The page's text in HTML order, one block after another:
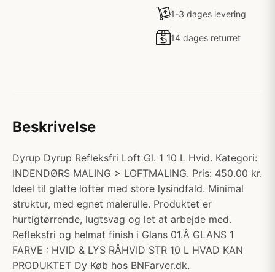
1-3 dages levering
14 dages returret
Beskrivelse
Dyrup Dyrup Refleksfri Loft Gl. 1 10 L Hvid. Kategori:
INDENDØRS MALING > LOFTMALING. Pris: 450.00 kr.
Ideel til glatte lofter med store lysindfald. Minimal
struktur, med egnet malerulle. Produktet er
hurtigtørrende, lugtsvag og let at arbejde med.
Refleksfri og helmat finish i Glans 01.Â GLANS 1
FARVE : HVID & LYS RÅHVID STR 10 L HVAD KAN
PRODUKTET Dy Køb hos BNFarver.dk.